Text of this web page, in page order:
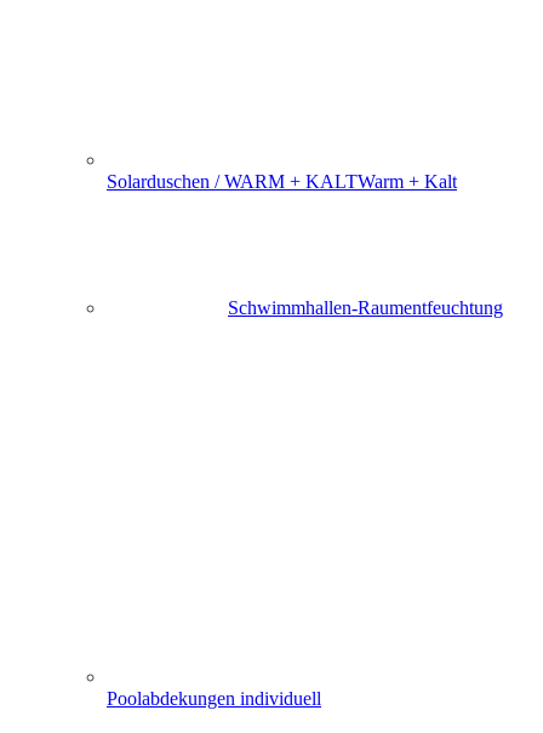
Solarduschen / WARM + KALTWarm + Kalt
Schwimmhallen-Raumentfeuchtung
Poolabdekungen individuell